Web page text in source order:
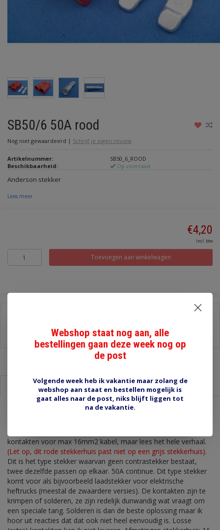
SB50/6 50A rood
Nog niet gewaardeerd | Schrijf je eigen review
Artikelnummer:
SB50_6_ROOD
Beschikbaarheid:
Op voorraad
Anderson stekker
Lees meer
€4,20
Incl. btw
Toevoegen aan winkelwagen
Stel een vraag over dit product
Informatie Reviews (0)
kontakten voor max 16mm2 kabel, maar lees het hele verhaal.
(Let op, dit rode stekkerhuis past niet op een grijs stekkerhuis).
Dit is het type stekker waarvan geen contrastekker bestaat,
twee dezelfde passen op elkaar. 50A continue. Dit type stekker
komt voor als bijvoorbeeld laadstekker voor elektrische
heftrucks (meestal de zwaardere versies). De kontakten zijn te
krimpen of solderen, ze zijn redelijk dunwandig wat vraagt om
een speciale tang. Solderen is dan de beste oplossing maar ik
hoor uit reacties dat dat ook niet heel eenvoudig is. Losse
Webshop staat nog aan, alle
bestellingen gaan deze week nog op
de post
Volgende week heb ik vakantie maar zolang de
webshop aan staat en bestellen mogelijk is
gaat alles naar de post, niks blijft liggen tot
na de vakantie.